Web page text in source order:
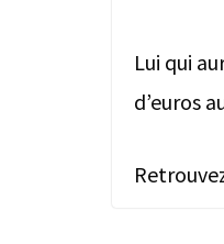
Lui qui
d’euros